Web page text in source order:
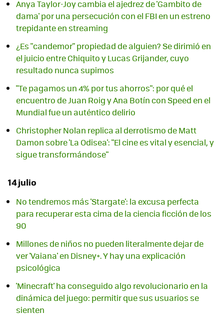
Anya Taylor-Joy cambia el ajedrez de 'Gambito de
dama' por una persecución con el FBI en un estreno
trepidante en streaming
¿Es "candemor" propiedad de alguien? Se dirimió en
el juicio entre Chiquito y Lucas Grijander, cuyo
resultado nunca supimos
"Te pagamos un 4% por tus ahorros": por qué el
encuentro de Juan Roig y Ana Botín con Speed en el
Mundial fue un auténtico delirio
Christopher Nolan replica al derrotismo de Matt
Damon sobre 'La Odisea': "El cine es vital y esencial, y
sigue transformándose"
14 julio
No tendremos más 'Stargate': la excusa perfecta
para recuperar esta cima de la ciencia ficción de los
90
Millones de niños no pueden literalmente dejar de
ver 'Vaiana' en Disney+. Y hay una explicación
psicológica
'Minecraft' ha conseguido algo revolucionario en la
dinámica del juego: permitir que sus usuarios se
sienten